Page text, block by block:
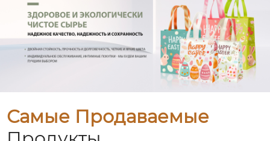
Самые Продаваемые